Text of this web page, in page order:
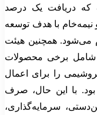
که دریافت یک درصد
با هدف توسعه
می‌شود. همچنین هیئت
شامل برخی محصولات
را برای اعمال
با این حال، صرف
سرمایه‌گذاری،